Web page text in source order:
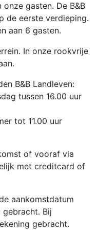
gasten. De B&B
de eerste verdieping.
aan 6 gasten.
In onze rookvrije
B&B Landleven:
tussen 16.00 uur
tot 11.00 uur
of vooraf via
met creditcard of
aankomstdatum
Bij
gebracht.